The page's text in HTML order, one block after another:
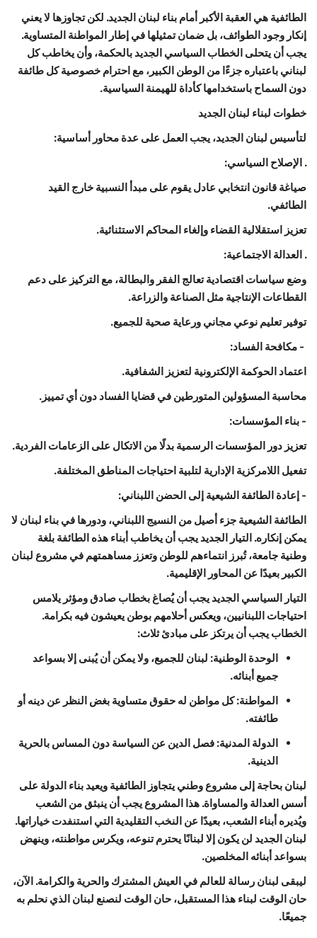
الطائفية هي العقبة الأكبر أمام بناء لبنان الجديد. لكن تجاوزها لا يعني
إنكار وجود الطوائف، بل ضمان تمثيلها في إطار المواطنة المتساوية.
يجب أن يتحلى الخطاب السياسي الجديد بالحكمة، وأن يخاطب كل
لبناني باعتباره جزءًا من الوطن الكبير، مع احترام خصوصية كل طائفة
دون السماح باستخدامها كأداة للهيمنة السياسية.
خطوات لبناء لبنان الجديد
لتأسيس لبنان الجديد، يجب العمل على عدة محاور أساسية:
. الإصلاح السياسي:
صياغة قانون انتخابي عادل يقوم على مبدأ النسبية خارج القيد
الطائفي.
تعزيز استقلالية القضاء وإلغاء المحاكم الاستثنائية.
. العدالة الاجتماعية:
وضع سياسات اقتصادية تعالج الفقر والبطالة، مع التركيز على دعم
القطاعات الإنتاجية مثل الصناعة والزراعة.
توفير تعليم نوعي مجاني ورعاية صحية للجميع.
- مكافحة الفساد:
اعتماد الحوكمة الإلكترونية لتعزيز الشفافية.
محاسبة المسؤولين المتورطين في قضايا الفساد دون أي تمييز.
- بناء المؤسسات:
تعزيز دور المؤسسات الرسمية بدلًا من الاتكال على الزعامات الفردية.
تفعيل اللامركزية الإدارية لتلبية احتياجات المناطق المختلفة.
- إعادة الطائفة الشيعية إلى الحضن اللبناني:
الطائفة الشيعية جزء أصيل من النسيج اللبناني، ودورها في بناء لبنان لا
يمكن إنكاره. التيار الجديد يجب أن يخاطب أبناء هذه الطائفة بلغة
وطنية جامعة، تُبرز انتماءهم للوطن وتعزز مساهمتهم في مشروع لبنان
الكبير بعيدًا عن المحاور الإقليمية.
التيار السياسي الجديد يجب أن يُصاغ بخطاب صادق ومؤثر يلامس
احتياجات اللبنانيين، ويعكس أحلامهم بوطن يعيشون فيه بكرامة.
الخطاب يجب أن يرتكز على مبادئ ثلاث:
الوحدة الوطنية: لبنان للجميع، ولا يمكن أن يُبنى إلا بسواعد
جميع أبنائه.
المواطنة: كل مواطن له حقوق متساوية بغض النظر عن دينه أو
طائفته.
الدولة المدنية: فصل الدين عن السياسة دون المساس بالحرية
الدينية.
لبنان بحاجة إلى مشروع وطني يتجاوز الطائفية ويعيد بناء الدولة على
أسس العدالة والمساواة. هذا المشروع يجب أن ينبثق من الشعب
ويُديره أبناء الشعب، بعيدًا عن النخب التقليدية التي استنفدت خياراتها.
لبنان الجديد لن يكون إلا لبنانًا يحترم تنوعه، ويكرس مواطنته، وينهض
بسواعد أبنائه المخلصين.
ليبقى لبنان رسالة للعالم في العيش المشترك والحرية والكرامة. الآن،
حان الوقت لبناء هذا المستقبل، حان الوقت لنصنع لبنان الذي نحلم به
جميعًا.